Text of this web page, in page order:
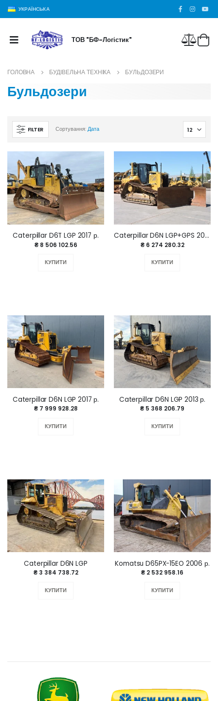
УКРАЇНСЬКА
ТОВ "БФ-Логістик"
ГОЛОВНА БУДІВЕЛЬНА ТЕХНІКА БУЛЬДОЗЕРИ
Бульдозери
FILTER Сортування:Дата
Caterpillar D6T LGP 2017 р.
₴ 8 506 102.56
КУПИТИ
Caterpillar D6N LGP+GPS 2015 р. ПРОДАНО
₴ 6 274 280.32
КУПИТИ
Caterpillar D6N LGP 2017 р.
₴ 7 999 928.28
КУПИТИ
Caterpillar D6N LGP 2013 р.
₴ 5 368 206.79
КУПИТИ
Caterpillar D6N LGP
₴ 3 384 738.72
КУПИТИ
Komatsu D65PX-15EO 2006 р.
₴ 2 532 958.16
КУПИТИ